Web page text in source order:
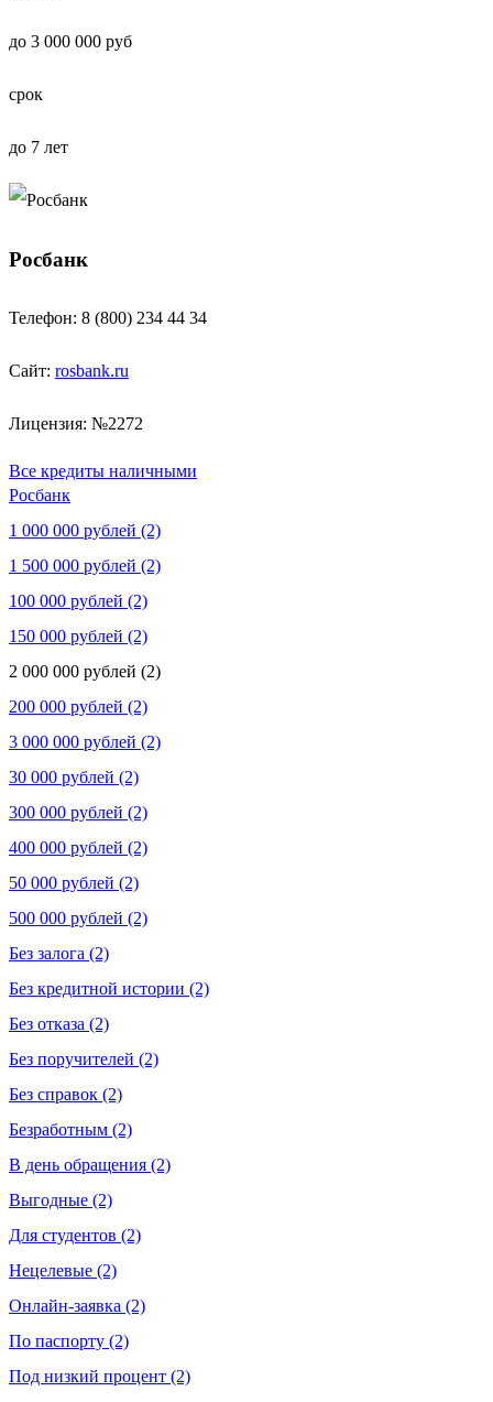
до 3 000 000 руб
срок
до 7 лет
Росбанк
Телефон: 8 (800) 234 44 34
Сайт: rosbank.ru
Лицензия: №2272
Все кредиты наличными
Росбанк
1 000 000 рублей (2)
1 500 000 рублей (2)
100 000 рублей (2)
150 000 рублей (2)
2 000 000 рублей (2)
200 000 рублей (2)
3 000 000 рублей (2)
30 000 рублей (2)
300 000 рублей (2)
400 000 рублей (2)
50 000 рублей (2)
500 000 рублей (2)
Без залога (2)
Без кредитной истории (2)
Без отказа (2)
Без поручителей (2)
Без справок (2)
Безработным (2)
В день обращения (2)
Выгодные (2)
Для студентов (2)
Нецелевые (2)
Онлайн-заявка (2)
По паспорту (2)
Под низкий процент (2)